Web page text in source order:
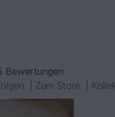
Bewertungen
Zum Store